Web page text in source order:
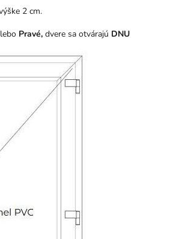
2 cm.
Pravé, dvere sa otvárajú DNU